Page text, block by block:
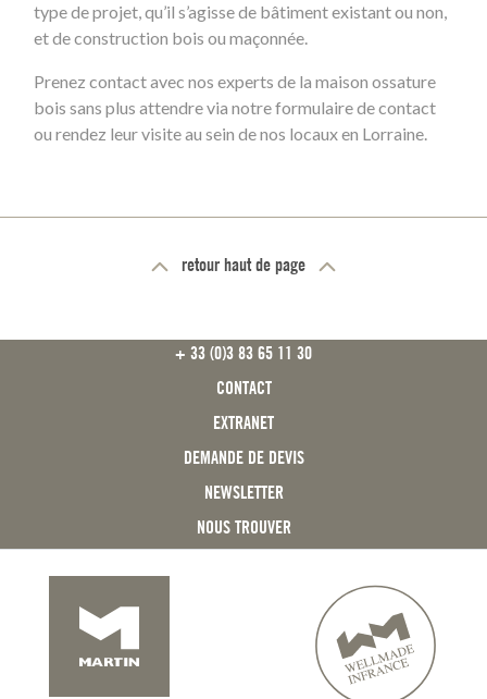
type de projet, qu’il s’agisse de bâtiment existant ou non,
et de construction bois ou maçonnée.
Prenez contact avec nos experts de la maison ossature
bois sans plus attendre via notre formulaire de contact
ou rendez leur visite au sein de nos locaux en Lorraine.
retour haut de page
+ 33 (0)3 83 65 11 30
CONTACT
EXTRANET
DEMANDE DE DEVIS
NEWSLETTER
NOUS TROUVER